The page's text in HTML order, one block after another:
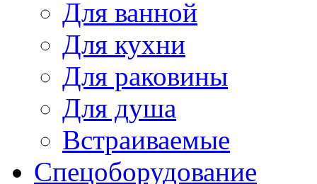
Для ванной
Для кухни
Для раковины
Для душа
Встраиваемые
Спецоборудование